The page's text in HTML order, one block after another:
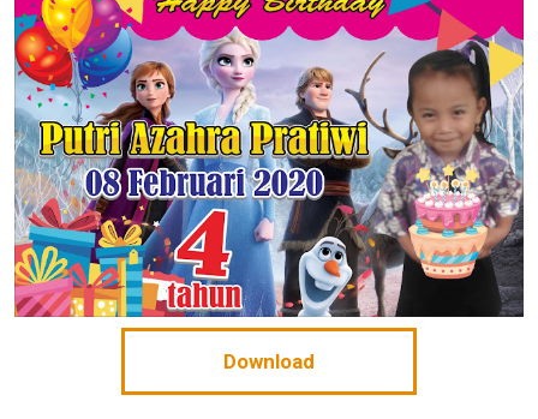
Download